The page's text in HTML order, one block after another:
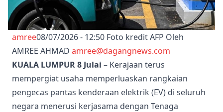
amree08/07/2026 - 12:50 Foto kredit AFP Oleh
AMREE AHMAD amree@dagangnews.com
KUALA LUMPUR 8 Julai – Kerajaan terus
mempergiat usaha memperluaskan rangkaian
pengecas pantas kenderaan elektrik (EV) di seluruh
negara menerusi kerjasama dengan Tenaga